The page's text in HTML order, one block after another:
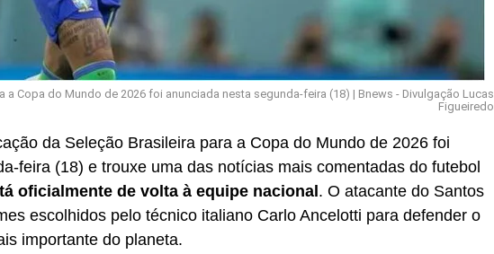
a Copa do Mundo de 2026 foi anunciada nesta segunda-feira (18) | Bnews - Divulgação Lucas
Figueiredo
da Seleção Brasileira para a Copa do Mundo de 2026 foi
feira (18) e trouxe uma das notícias mais comentadas do futebol
oficialmente de volta à equipe nacional. O atacante do Santos
escolhidos pelo técnico italiano Carlo Ancelotti para defender o
importante do planeta.